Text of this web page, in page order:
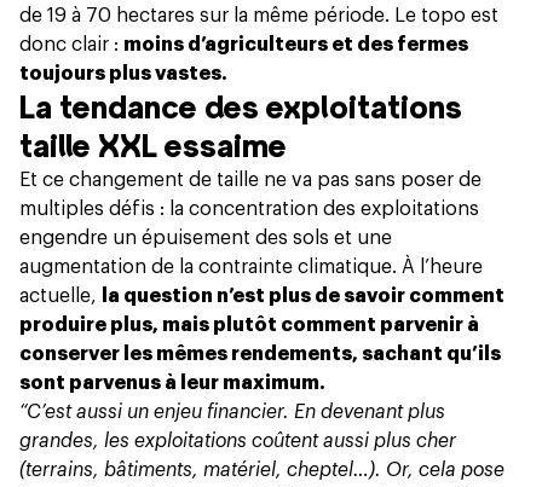
de 19 à 70 hectares sur la même période. Le topo est
donc clair : moins d’agriculteurs et des fermes
toujours plus vastes.
La tendance des exploitations
taille XXL essaime
Et ce changement de taille ne va pas sans poser de
multiples défis : la concentration des exploitations
engendre un épuisement des sols et une
augmentation de la contrainte climatique. À l’heure
actuelle,
la question n’est plus de savoir comment
produire plus, mais plutôt comment parvenir à
conserver les mêmes rendements, sachant qu’ils
sont parvenus à leur maximum.
“C’est aussi un enjeu financier. En devenant plus
grandes, les exploitations coûtent aussi plus cher
(terrains, bâtiments, matériel, cheptel…). Or, cela pose